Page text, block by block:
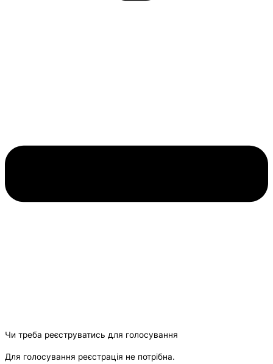
Чи треба реєструватись для голосування
Для голосування реєстрація не потрібна.